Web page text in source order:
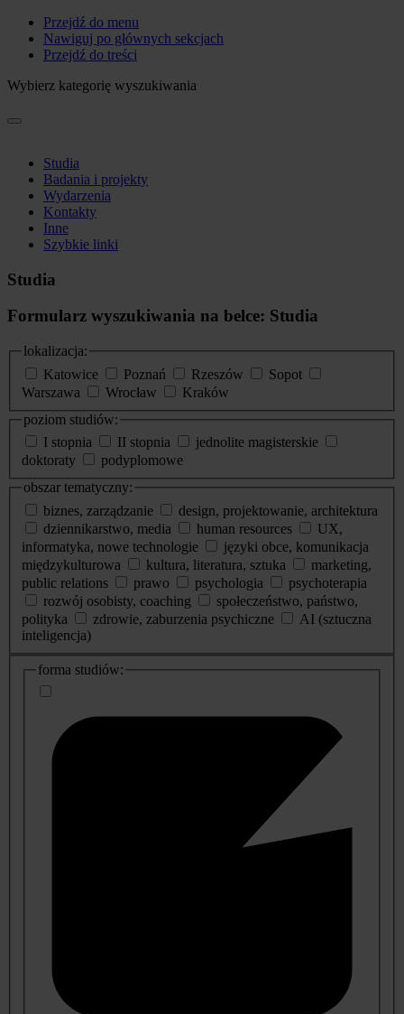
Przejdź do menu
Nawiguj po głównych sekcjach
Przejdź do treści
Wybierz kategorię wyszukiwania
Studia
Badania i projekty
Wydarzenia
Kontakty
Inne
Szybkie linki
Studia
Formularz wyszukiwania na belce: Studia
lokalizacja:
Katowice
Poznań Rzeszów
Sopot
Warszawa
Wrocław
Kraków
poziom studiów:
I stopnia
II stopnia
jednolite magisterskie
doktoraty
podyplomowe
obszar tematyczny:
biznes, zarządzanie
design, projektowanie, architektura
dziennikarstwo, media
human resources
UX,
informatyka, nowe technologie
języki obce, komunikacja
międzykulturowa
kultura, literatura, sztuka
marketing,
public relations
prawo psychologia
psychoterapia
rozwój osobisty, coaching
społeczeństwo, państwo,
polityka
zdrowie, zaburzenia psychiczne
AI (sztuczna
inteligencja)
dodatkowe
informacje
forma studiów: